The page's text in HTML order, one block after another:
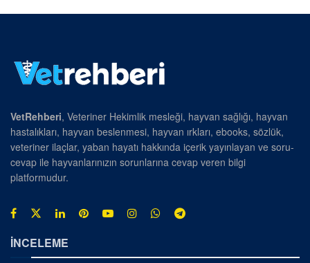
VetRehberi, Veteriner Hekimlik mesleği, hayvan sağlığı, hayvan
hastalıkları, hayvan beslenmesi, hayvan ırkları, ebooks, sözlük,
veteriner ilaçlar, yaban hayatı hakkında içerik yayınlayan ve soru-
cevap ile hayvanlarınızın sorunlarına cevap veren bilgi
platformudur.
İNCELEME